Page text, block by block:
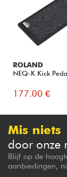
ROLAND
NEQ-K Kick
177.00 €
Mis niets
door onze
Blijf op de
aanbiedingen,